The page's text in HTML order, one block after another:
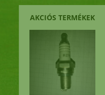
AKCIÓS TERMÉKEK